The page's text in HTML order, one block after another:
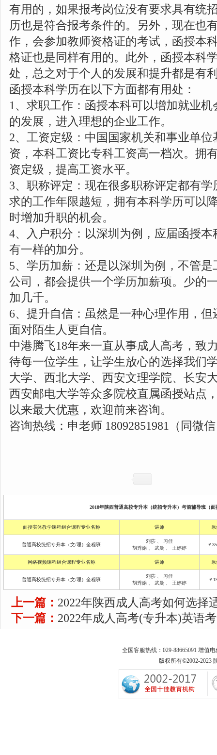
有用的，如果报考岗位没有要求具有统
历也是符合报考条件的。另外，现在也
作，会参加教师资格证的考试，函授本
格证也是同样有用的。此外，函授本科
处，总之对于个人的发展和提升都是有
函授本科学历在以下方面都有用处：
1、求职工作：函授本科可以增加就业
的发展，进入理想的企业工作。
2、工资定级：中国国家机关和事业单
资，本科工资比专科工资高一档次。拥
资定级，提高工资水平。
3、职称评定：现在很多职称评定都有
求的工作年限越短，拥有本科学历可以
时增加升职的机会。
4、入户积分：以深圳为例，应届函授
有一样的加分。
5、学历加薪：还是以深圳为例，不管
公司，都会提供一个学历加薪项。少的
加几千。
6、提升自信：虽然是一种心理作用，
面对陌生人更自信。
中港腾飞18年来一直从事成人高考，致
待每一位学生，让学生放心的选择我们
大学、西北大学、西安文理学院、长安
西安邮电大学等众多院校直属函授站点
以来最大优惠，欢迎前来咨询。
咨询热线：申老师 18092851981（同微
2018年陕西普通高校专升本（统招专升本）考前辅导班（
面授实体教学课程组合课程专业名称 讲师
普通高校统招专升本（文/理）全程班
刘莎
习佳
胡秀娟
武曼 王婷婷
￥
网络视频课程组合课程专业名称 讲师
普通高校统招专升本（文/理）全程班
刘莎
习佳
胡秀娟
武曼 王婷婷
￥
上一篇： 2022年陕西成人高考如何选择
下一篇： 2022年成人高考(专升本)英语
全国客服热线：029-88665091 增值
版权所有©2002-2023